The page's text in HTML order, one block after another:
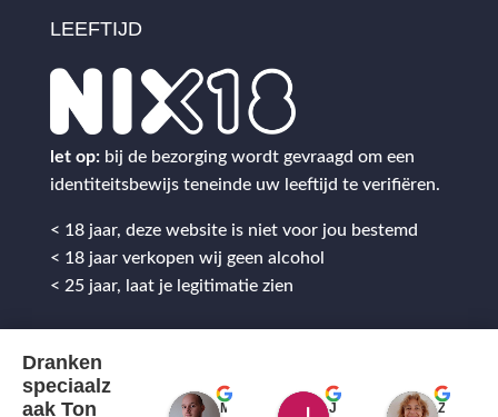
LEEFTIJD
let op: bij de bezorging wordt gevraagd om een
identiteitsbewijs teneinde uw leeftijd te verifiëren.
< 18 jaar, deze website is niet voor jou bestemd
< 18 jaar verkopen wij geen alcohol
< 25 jaar, laat je legitimatie zien
Dranken
speciaalz
aak Ton